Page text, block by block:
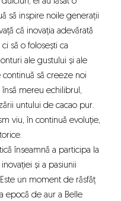
să inspire noile generații
că inovația adevărată
să o folosești ca
ale gustului și ale
să creeze noi
mereu echilibrul,
untului de cacao pur.
viu, în continuă evoluție,
înseamnă a participa la
și a pasiunii
un moment de răsfăț
epocă de aur a Belle